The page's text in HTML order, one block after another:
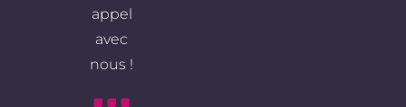
appel
avec
nous !